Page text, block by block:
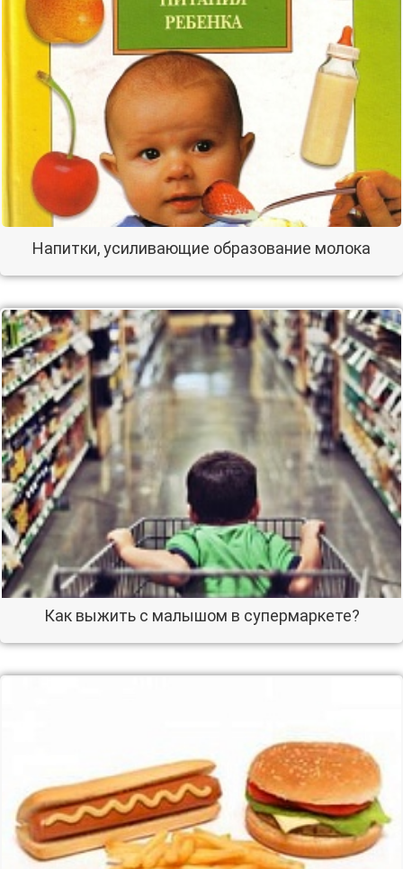
Напитки, усиливающие образование молока
Как выжить с малышом в супермаркете?